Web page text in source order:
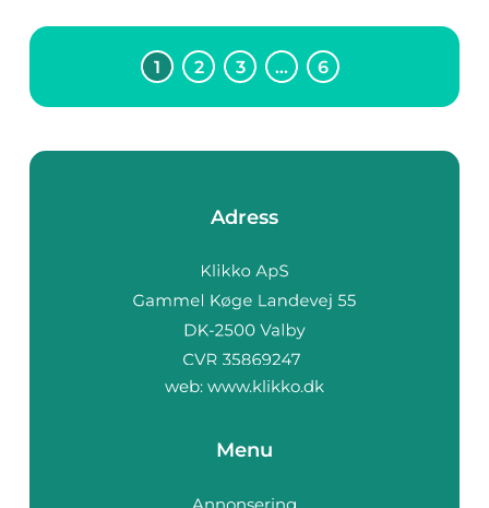
1 2 3 … 6
Adress
web: www.klikko.dk
Menu
Annonsering